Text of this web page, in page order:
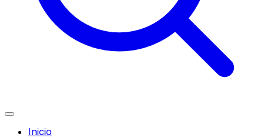
Inicio